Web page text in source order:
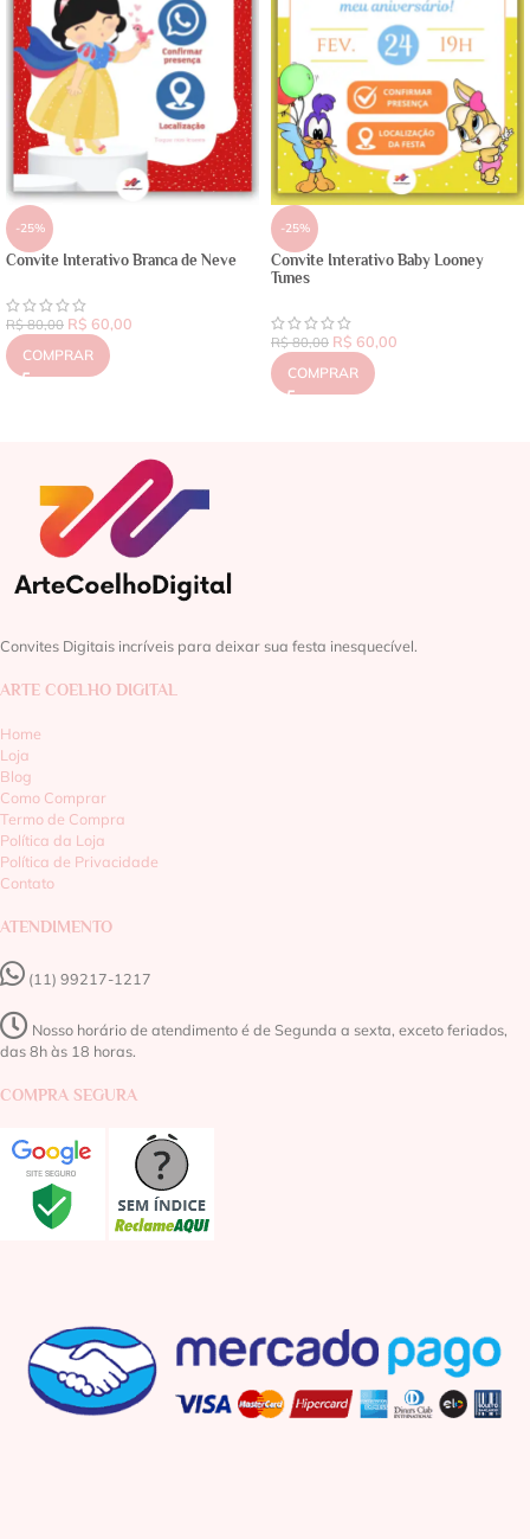
-25%
Convite Interativo Branca de Neve
R$80,00 R$ 60,00
COMPRAR
-25%
Convite Interativo Baby Looney
Tunes
R$80,00 R$ 60,00
COMPRAR
Convites Digitais incríveis para deixar sua festa inesquecível.
ARTE COELHO DIGITAL
Home
Loja
Blog
Como Comprar
Termo de Compra
Política da Loja
Política de Privacidade
Contato
ATENDIMENTO
(11) 99217-1217‬
Nosso horário de atendimento é de Segunda a sexta, exceto feriados,
das 8h às 18 horas.
COMPRA SEGURA